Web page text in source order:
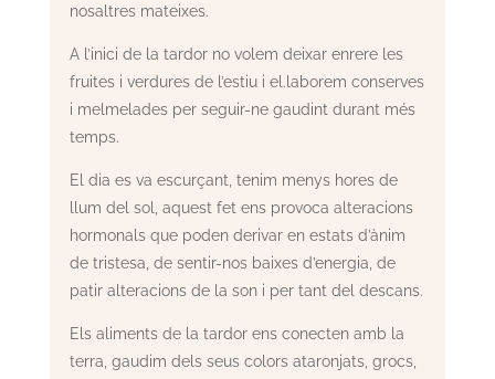
nosaltres mateixes.
A l’inici de la tardor no volem deixar enrere les
fruites i verdures de l’estiu i el.laborem conserves
i melmelades per seguir-ne gaudint durant més
temps.
El dia es va escurçant, tenim menys hores de
llum del sol, aquest fet ens provoca alteracions
hormonals que poden derivar en estats d’ànim
de tristesa, de sentir-nos baixes d’energia, de
patir alteracions de la son i per tant del descans.
Els aliments de la tardor ens conecten amb la
terra, gaudim dels seus colors ataronjats, grocs,